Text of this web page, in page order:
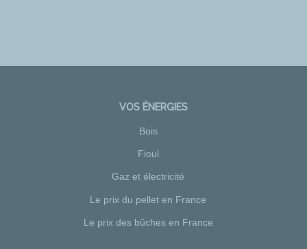
VOS ÉNERGIES
Bois
Fioul
Gaz et électricité
Le prix du pellet en France
Le prix des bûches en France